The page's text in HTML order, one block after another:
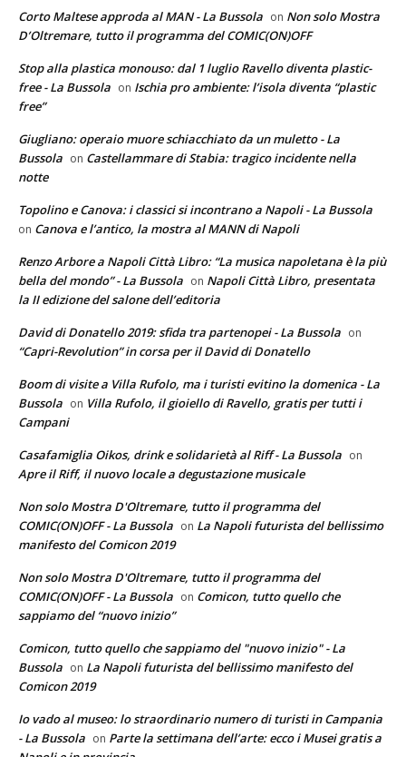
Corto Maltese approda al MAN - La Bussola on Non solo Mostra
D’Oltremare, tutto il programma del COMIC(ON)OFF
Stop alla plastica monouso: dal 1 luglio Ravello diventa plastic-
free - La Bussola on Ischia pro ambiente: l’isola diventa “plastic
free”
Giugliano: operaio muore schiacchiato da un muletto - La
Bussola on Castellammare di Stabia: tragico incidente nella
notte
Topolino e Canova: i classici si incontrano a Napoli - La Bussola
on Canova e l’antico, la mostra al MANN di Napoli
Renzo Arbore a Napoli Città Libro: “La musica napoletana è la più
bella del mondo” - La Bussola on Napoli Città Libro, presentata
la II edizione del salone dell’editoria
David di Donatello 2019: sfida tra partenopei - La Bussola on
“Capri-Revolution” in corsa per il David di Donatello
Boom di visite a Villa Rufolo, ma i turisti evitino la domenica - La
Bussola on Villa Rufolo, il gioiello di Ravello, gratis per tutti i
Campani
Casafamiglia Oikos, drink e solidarietà al Riff - La Bussola on
Apre il Riff, il nuovo locale a degustazione musicale
Non solo Mostra D'Oltremare, tutto il programma del
COMIC(ON)OFF - La Bussola on La Napoli futurista del bellissimo
manifesto del Comicon 2019
Non solo Mostra D'Oltremare, tutto il programma del
COMIC(ON)OFF - La Bussola on Comicon, tutto quello che
sappiamo del “nuovo inizio”
Comicon, tutto quello che sappiamo del "nuovo inizio" - La
Bussola on La Napoli futurista del bellissimo manifesto del
Comicon 2019
Io vado al museo: lo straordinario numero di turisti in Campania
- La Bussola on Parte la settimana dell’arte: ecco i Musei gratis a